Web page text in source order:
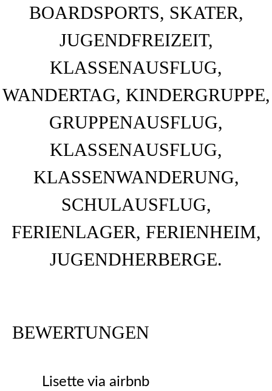
BAHNHOF GAMBURG
Ferienwohnung und Eventsaal im Taubertal
BEWERTUNGEN
Lisette via airbnb